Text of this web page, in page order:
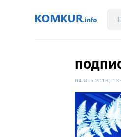
04 Янв 2013,